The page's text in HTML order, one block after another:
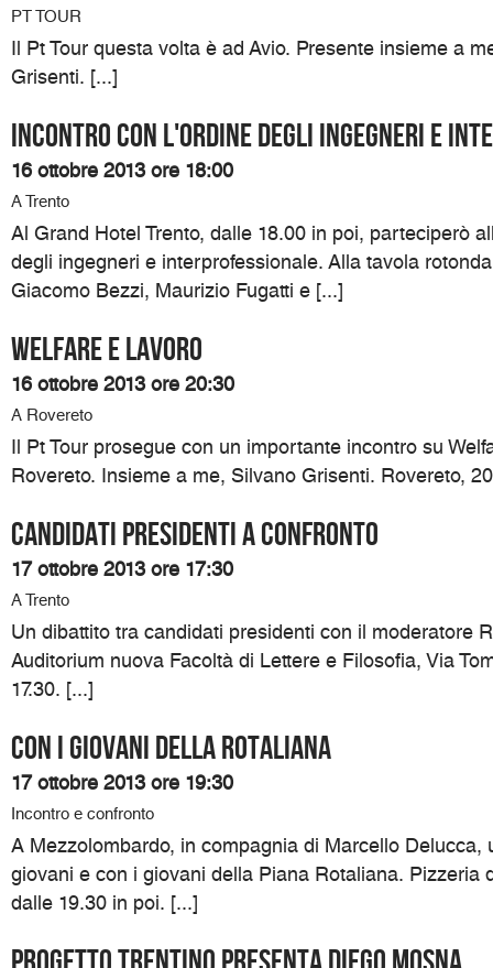
PT TOUR
Il Pt Tour questa volta è ad Avio. Presente insieme a
Grisenti. [...]
Incontro con l'ordine degli ingegneri e
16 ottobre 2013 ore 18:00
A Trento
Al Grand Hotel Trento, dalle 18.00 in poi, parteciperò
degli ingegneri e interprofessionale. Alla tavola
Giacomo Bezzi, Maurizio Fugatti e [...]
Welfare e lavoro
16 ottobre 2013 ore 20:30
A Rovereto
Il Pt Tour prosegue con un importante incontro su
Rovereto. Insieme a me, Silvano Grisenti. Rovereto,
Candidati presidenti a confronto
17 ottobre 2013 ore 17:30
A Trento
Un dibattito tra candidati presidenti con il moderatore
Auditorium nuova Facoltà di Lettere e Filosofia, Via
17.30. [...]
Con i giovani della Rotaliana
17 ottobre 2013 ore 19:30
Incontro e confronto
A Mezzolombardo, in compagnia di Marcello Delucca,
giovani e con i giovani della Piana Rotaliana. Pizzeria
dalle 19.30 in poi. [...]